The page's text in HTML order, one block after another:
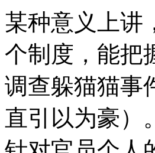
某种意义上讲
个制度，能把
调查躲猫猫事
直引以为豪）